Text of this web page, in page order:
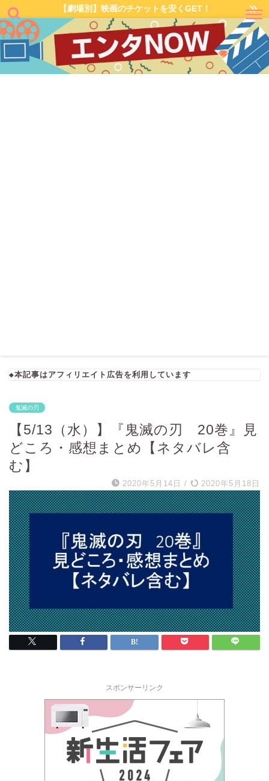
【劇場別】映画のチケットを安くGET！
◆本記事はアフィリエイト広告を利用しています
鬼滅の刃
【5/13（水）】『鬼滅の刃 20巻』見
どころ・感想まとめ【ネタバレ含
む】
2020年5月14日 / 2020年5月18日
スポンサーリンク